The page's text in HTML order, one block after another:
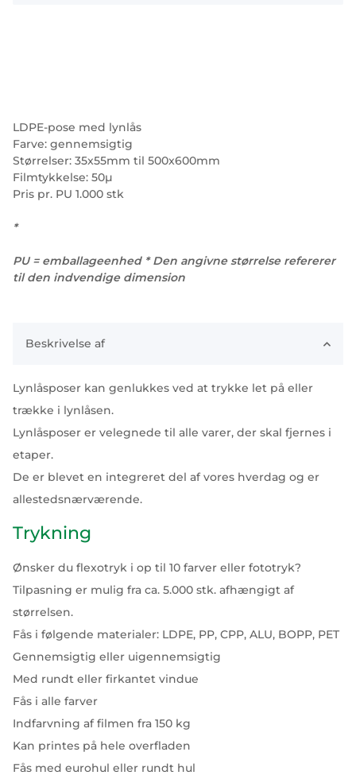
LDPE-pose med lynlås
Farve: gennemsigtig
Størrelser: 35x55mm til 500x600mm
Filmtykkelse: 50µ
Pris pr. PU 1.000 stk
*
PU = emballageenhed * Den angivne størrelse refererer
til den indvendige dimension
Beskrivelse af
Lynlåsposer kan genlukkes ved at trykke let på eller
trække i lynlåsen.
Lynlåsposer er velegnede til alle varer, der skal fjernes i
etaper.
De er blevet en integreret del af vores hverdag og er
allestedsnærværende.
Trykning
Ønsker du flexotryk i op til 10 farver eller fototryk?
Tilpasning er mulig fra ca. 5.000 stk. afhængigt af
størrelsen.
Fås i følgende materialer: LDPE, PP, CPP, ALU, BOPP, PET
Gennemsigtig eller uigennemsigtig
Med rundt eller firkantet vindue
Fås i alle farver
Indfarvning af filmen fra 150 kg
Kan printes på hele overfladen
Fås med eurohul eller rundt hul